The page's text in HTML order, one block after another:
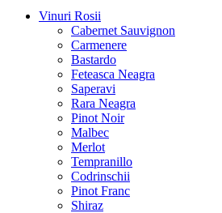
Vinuri Rosii
Cabernet Sauvignon
Carmenere
Bastardo
Feteasca Neagra
Saperavi
Rara Neagra
Pinot Noir
Malbec
Merlot
Tempranillo
Codrinschii
Pinot Franc
Shiraz